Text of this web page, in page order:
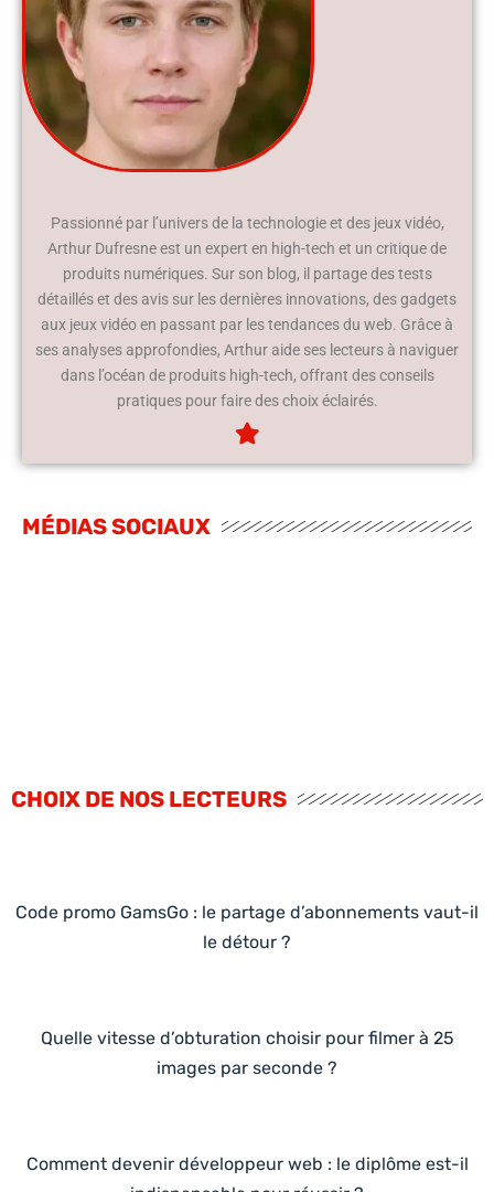
Passionné par l’univers de la technologie et des jeux vidéo,
Arthur Dufresne est un expert en high-tech et un critique de
produits numériques. Sur son blog, il partage des tests
détaillés et des avis sur les dernières innovations, des gadgets
aux jeux vidéo en passant par les tendances du web. Grâce à
ses analyses approfondies, Arthur aide ses lecteurs à naviguer
dans l’océan de produits high-tech, offrant des conseils
pratiques pour faire des choix éclairés.
MÉDIAS SOCIAUX
CHOIX DE NOS LECTEURS
Code promo GamsGo : le partage d’abonnements vaut-il
le détour ?
Quelle vitesse d’obturation choisir pour filmer à 25
images par seconde ?
Comment devenir développeur web : le diplôme est-il